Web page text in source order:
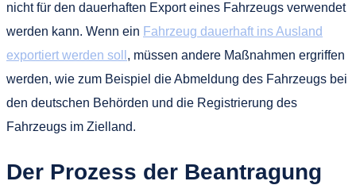
nicht für den dauerhaften Export eines Fahrzeugs verwendet
werden kann. Wenn ein Fahrzeug dauerhaft ins Ausland
exportiert werden soll , müssen andere Maßnahmen ergriffen
werden, wie zum Beispiel die Abmeldung des Fahrzeugs bei
den deutschen Behörden und die Registrierung des
Fahrzeugs im Zielland.
Der Prozess der Beantragung